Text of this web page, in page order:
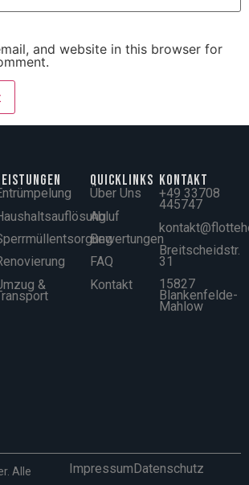
and website in this browser for
&
Quicklinks
Über Uns
Abluf
Bewertungen
FAQ
Kontakt
Kontakt
+49 33708
445747
Breitscheidstr.
31
15827
Blankenfelde-
Mahlow
Alle
ImpressumDatenschutz